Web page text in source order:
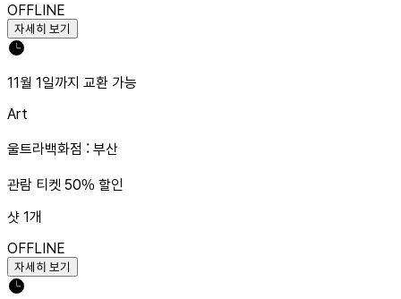
OFFLINE
자세히 보기
11월 1일까지 교환 가능
Art
울트라백화점 : 부산
관람 티켓 50% 할인
샷 1개
OFFLINE
자세히 보기